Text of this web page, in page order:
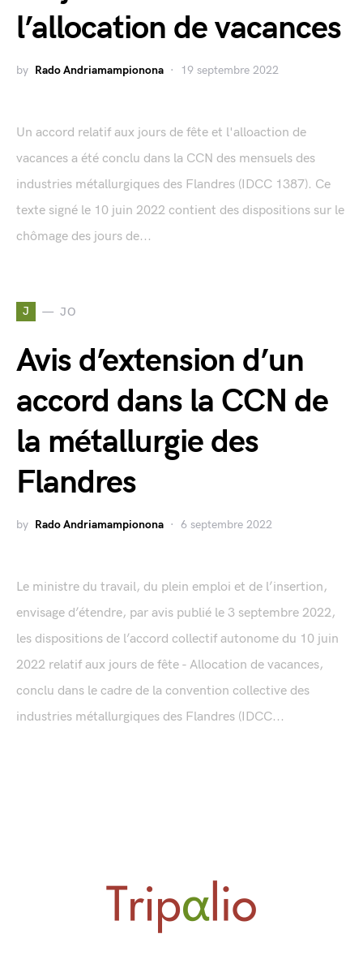
l’allocation de vacances
by Rado Andriamampionona 19 septembre 2022
Un accord relatif aux jours de fête et l'alloaction de
vacances a été conclu dans la CCN des mensuels des
industries métallurgiques des Flandres (IDCC 1387). Ce
texte signé le 10 juin 2022 contient des dispositions sur le
chômage des jours de...
J JO
Avis d’extension d’un
accord dans la CCN de
la métallurgie des
Flandres
by Rado Andriamampionona 6 septembre 2022
Le ministre du travail, du plein emploi et de l’insertion,
envisage d’étendre, par avis publié le 3 septembre 2022,
les dispositions de l’accord collectif autonome du 10 juin
2022 relatif aux jours de fête - Allocation de vacances,
conclu dans le cadre de la convention collective des
industries métallurgiques des Flandres (IDCC...